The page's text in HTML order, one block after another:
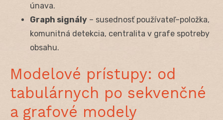
únava.
Graph signály – susednosť používateľ–položka,
komunitná detekcia, centralita v grafe spotreby
obsahu.
Modelové prístupy: od
tabulárnych po sekvenčné
a grafové modely